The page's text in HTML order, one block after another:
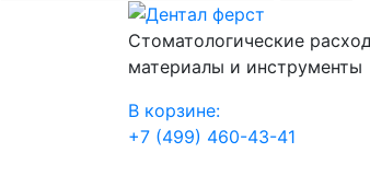
Стоматологические
материалы и инструменты
В корзине:
+7 (499) 460-43-41